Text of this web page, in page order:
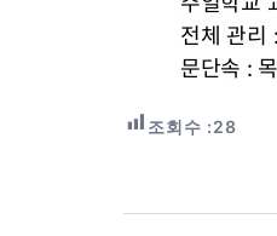
조회수 :28
Post
navigation